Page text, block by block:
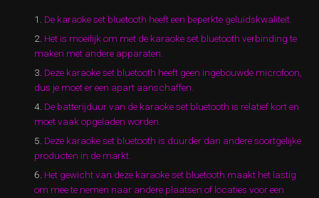
De karaoke set bluetooth heeft een beperkte geluidskwaliteit.
Het is moeilijk om met de karaoke set bluetooth verbinding te
maken met andere apparaten.
Deze karaoke set bluetooth heeft geen ingebouwde microfoon,
dus je moet er een apart aanschaffen.
De batterijduur van de karaoke set bluetooth is relatief kort en
moet vaak opgeladen worden.
Deze karaoke set bluetooth is duurder dan andere soortgelijke
producten in de markt.
Het gewicht van deze karaoke set bluetooth maakt het lastig
om mee te nemen naar andere plaatsen of locaties voor een